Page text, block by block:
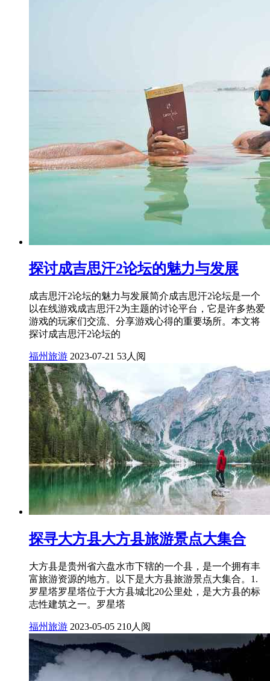
探讨成吉思汗2论坛的魅力与发展
成吉思汗2论坛的魅力与发展简介成吉思汗2论坛是一个
以在线游戏成吉思汗2为主题的讨论平台，它是许多热爱
游戏的玩家们交流、分享游戏心得的重要场所。本文将
探讨成吉思汗2论坛的
福州旅游 2023-07-21 53人阅
探寻大方县大方县旅游景点大集合
大方县是贵州省六盘水市下辖的一个县，是一个拥有丰
富旅游资源的地方。以下是大方县旅游景点大集合。1.
罗星塔罗星塔位于大方县城北20公里处，是大方县的标
志性建筑之一。罗星塔
福州旅游 2023-05-05 210人阅